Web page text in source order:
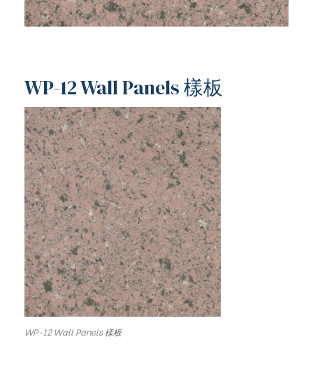
WP-12 Wall Panels 樣板
WP-12 Wall Panels 樣板